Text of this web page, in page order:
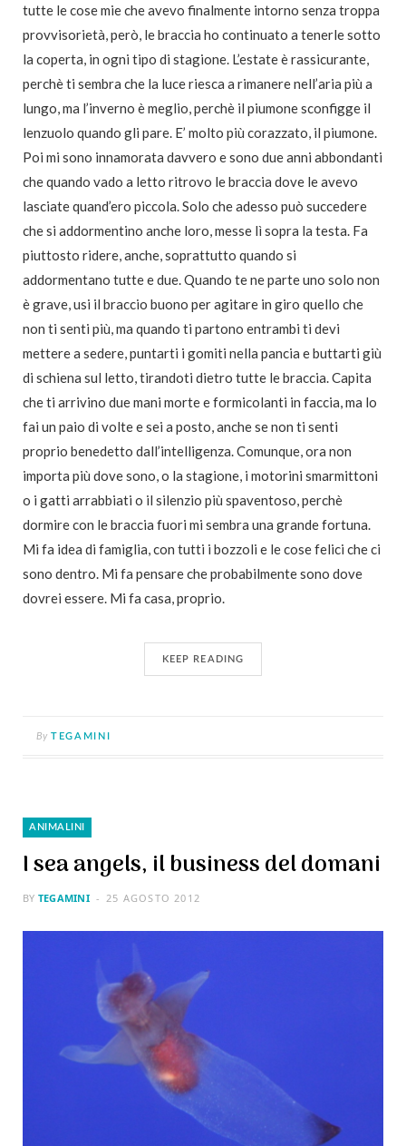
tutte le cose mie che avevo finalmente intorno senza troppa
provvisorietà, però, le braccia ho continuato a tenerle sotto
la coperta, in ogni tipo di stagione. L’estate è rassicurante,
perchè ti sembra che la luce riesca a rimanere nell’aria più a
lungo, ma l’inverno è meglio, perchè il piumone sconfigge il
lenzuolo quando gli pare. E’ molto più corazzato, il piumone.
Poi mi sono innamorata davvero e sono due anni abbondanti
che quando vado a letto ritrovo le braccia dove le avevo
lasciate quand’ero piccola. Solo che adesso può succedere
che si addormentino anche loro, messe lì sopra la testa. Fa
piuttosto ridere, anche, soprattutto quando si
addormentano tutte e due. Quando te ne parte uno solo non
è grave, usi il braccio buono per agitare in giro quello che
non ti senti più, ma quando ti partono entrambi ti devi
mettere a sedere, puntarti i gomiti nella pancia e buttarti giù
di schiena sul letto, tirandoti dietro tutte le braccia. Capita
che ti arrivino due mani morte e formicolanti in faccia, ma lo
fai un paio di volte e sei a posto, anche se non ti senti
proprio benedetto dall’intelligenza. Comunque, ora non
importa più dove sono, o la stagione, i motorini smarmittoni
o i gatti arrabbiati o il silenzio più spaventoso, perchè
dormire con le braccia fuori mi sembra una grande fortuna.
Mi fa idea di famiglia, con tutti i bozzoli e le cose felici che ci
sono dentro. Mi fa pensare che probabilmente sono dove
dovrei essere. Mi fa casa, proprio.
KEEP READING
By TEGAMINI
ANIMALINI
I sea angels, il business del domani
BY TEGAMINI 25 AGOSTO 2012